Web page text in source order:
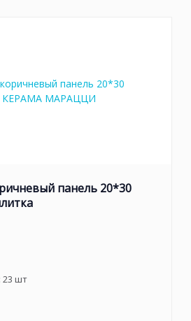
панель 20*30
23 шт